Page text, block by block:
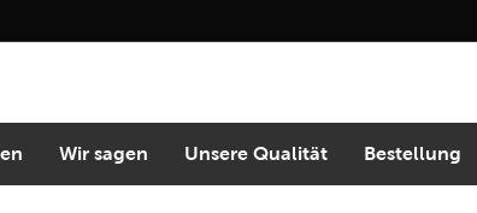
Wir sagen Unsere Qualität Bestellung